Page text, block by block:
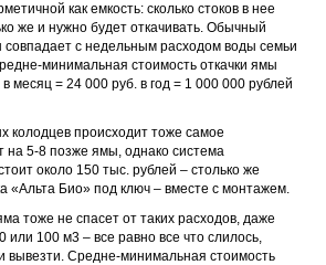
как емкость: сколько стоков в нее
же и нужно будет откачивать. Обычный
с недельным расходом воды семьи
минимальная стоимость откачки ямы
месяц = 24 000 руб. в год = 1 000 000 рублей
колодцев происходит тоже самое
на 5-8 позже ямы, однако система
около 150 тыс. рублей – столько же
«Альта Био» под ключ – вместе с монтажем.
тоже не спасет от таких расходов, даже
или 100 м3 – все равно все что слилось,
вывезти. Средне-минимальная стоимость